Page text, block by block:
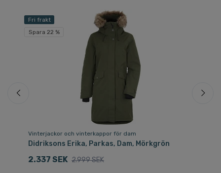
Fri frakt
Spara 22 %
Vinterjackor och vinterkappor för dam
Didriksons Erika, Parkas, Dam, Mörkgrön
2.337 SEK 2.999 SEK